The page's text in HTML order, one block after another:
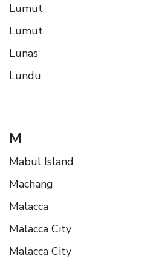
Lumut
Lumut
Lunas
Lundu
M
Mabul Island
Machang
Malacca
Malacca City
Malacca City